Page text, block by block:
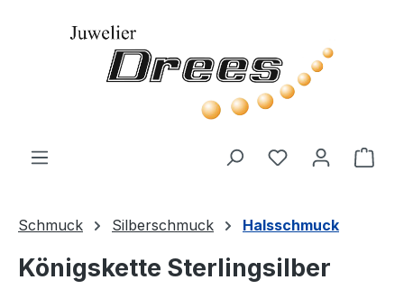
Zum Hauptinhalt springen
Du hast 0
Schmuck Silberschmuck Halsschmuck
Königskette Sterlingsilber